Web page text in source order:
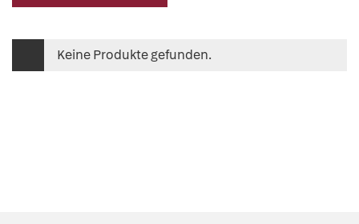
Keine Produkte gefunden.